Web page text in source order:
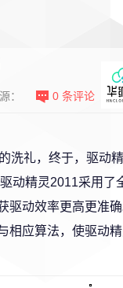
： 0 条评论
洗礼，终于，驱动
动精灵2011采用了
驱动效率更高更准
相应算法，使驱动